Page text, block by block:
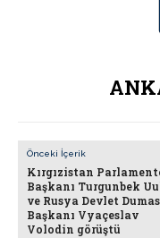
Önceki İçerik
Kırgızistan
Başkanı Turgunbek
ve Rusya Devlet
Başkanı Vyaçeslav
Volodin görüştü